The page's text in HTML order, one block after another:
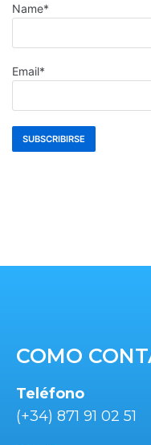
Name*
Email*
COMO
Teléfono
(+34) 871 91 02 51